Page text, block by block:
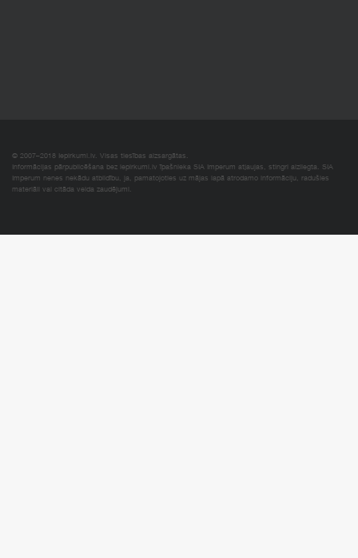
© 2007–2018 Iepirkumi.lv. Visas tiesības aizsargātas.
Informācijas pārpublicēšana bez iepirkumi.lv īpašnieka SIA Imperum atļaujas, stingri aizliegta. SIA
Imperum nenes nekādu atbildību, ja, pamatojoties uz mājas lapā atrodamo informāciju, radušies
materiāli vai citāda veida zaudējumi.